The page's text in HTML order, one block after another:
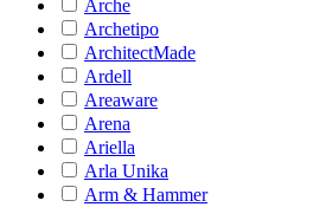
Arche
Archetipo
ArchitectMade
Ardell
Areaware
Arena
Ariella
Arla Unika
Arm & Hammer